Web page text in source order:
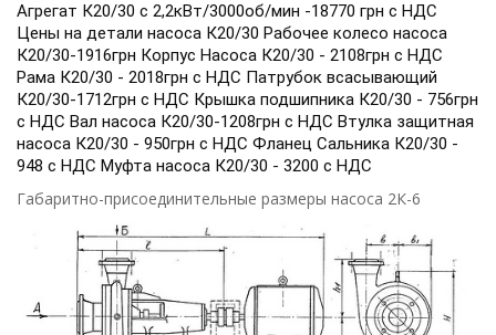
Агрегат К20/30 с 2,2кВт/3000об/мин -18770 грн с НДС
Цены на детали насоса К20/30 Рабочее колесо насоса
К20/30-1916грн Корпус Насоса К20/30 - 2108грн с НДС
Рама К20/30 - 2018грн с НДС Патрубок всасывающий
К20/30-1712грн с НДС Крышка подшипника К20/30 - 756грн
с НДС Вал насоса К20/30-1208грн с НДС Втулка защитная
насоса К20/30 - 950грн с НДС Фланец Сальника К20/30 -
948 с НДС Муфта насоса К20/30 - 3200 с НДС
Габаритно-присоединительные размеры насоса 2К-6